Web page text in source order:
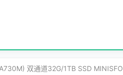
双通道32G/1TB SSD MINISFORUM